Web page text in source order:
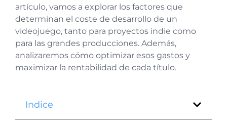
artículo, vamos a explorar los factores que
determinan el coste de desarrollo de un
videojuego, tanto para proyectos indie como
para las grandes producciones. Además,
analizaremos cómo optimizar esos gastos y
maximizar la rentabilidad de cada título.
Indice